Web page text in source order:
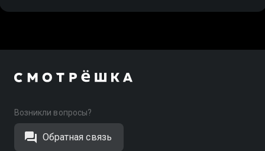
Возникли вопросы?
Обратная связь